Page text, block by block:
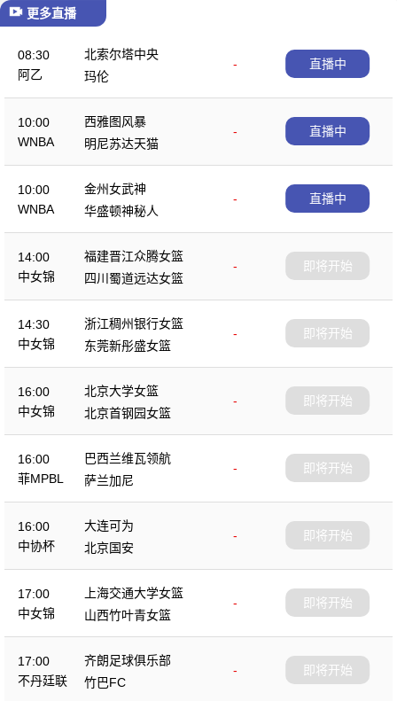
更多直播
08:30
阿乙
北索尔塔中央
-
玛伦
直播中
10:00
WNBA
西雅图风暴
-
明尼苏达天猫
直播中
10:00
WNBA
金州女武神
-
华盛顿神秘人
直播中
14:00
中女锦
福建晋江众腾女篮
-
四川蜀道远达女篮
即将开始
14:30
中女锦
浙江稠州银行女篮
-
东莞新彤盛女篮
即将开始
16:00
中女锦
北京大学女篮
-
北京首钢园女篮
即将开始
16:00
菲MPBL
巴西兰维瓦领航
-
萨兰加尼
即将开始
16:00
中协杯
大连可为
-
北京国安
即将开始
17:00
中女锦
上海交通大学女篮
-
山西竹叶青女篮
即将开始
17:00
不丹廷联
齐朗足球俱乐部
-
竹巴FC
即将开始